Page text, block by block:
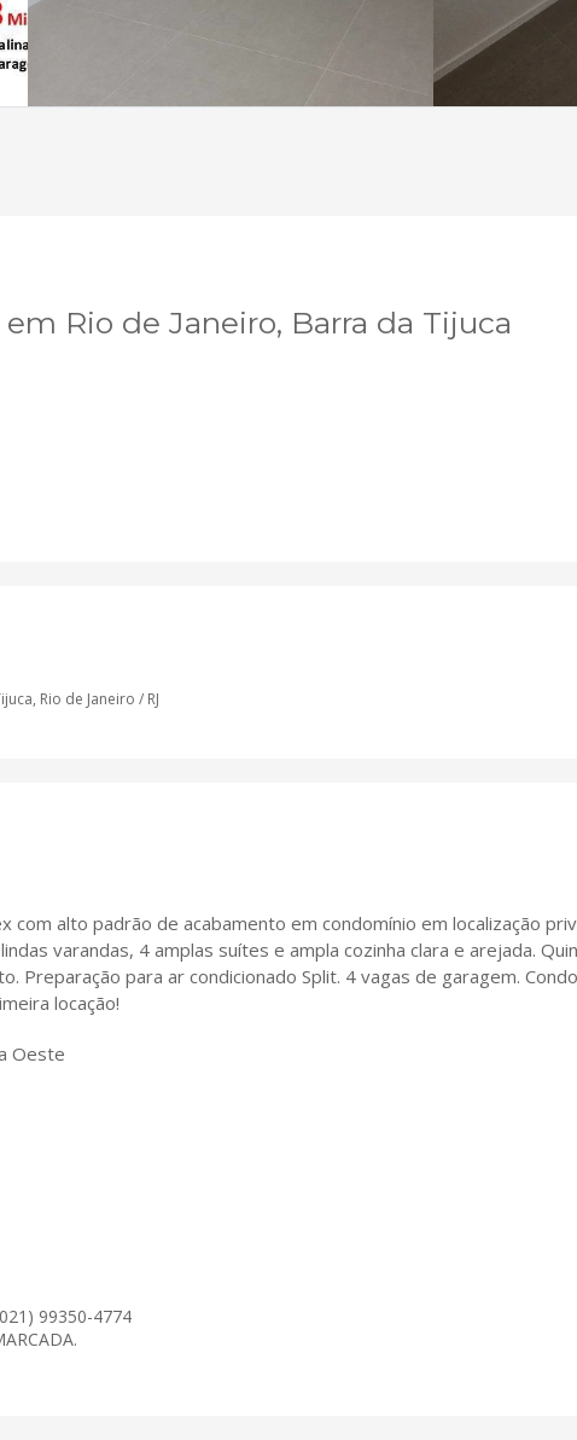
Rio de Janeiro, Barra da Tijuca
Rio de Janeiro / RJ
com alto padrão de acabamento em condomínio em localização
varandas, 4 amplas suítes e ampla cozinha clara e arejada.
Preparação para ar condicionado Split. 4 vagas de garagem.
locação!
Oeste
99350-4774